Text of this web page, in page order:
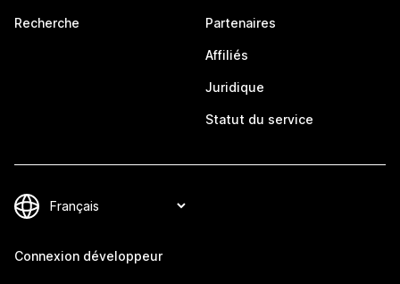
Recherche Partenaires
Affiliés
Juridique
Statut du service
Connexion développeur